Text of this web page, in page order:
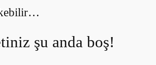
şu anda boş!